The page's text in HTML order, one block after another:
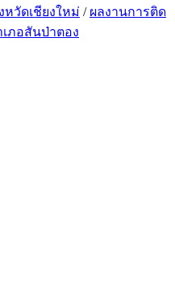
หวัดเชียงใหม่ / ผลงานการติด
เภอสันป่าตอง